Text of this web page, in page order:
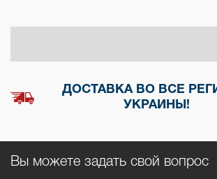
ДОСТАВКА ВО ВСЕ
УКРАИНЫ!
Вы можете задать свой вопрос